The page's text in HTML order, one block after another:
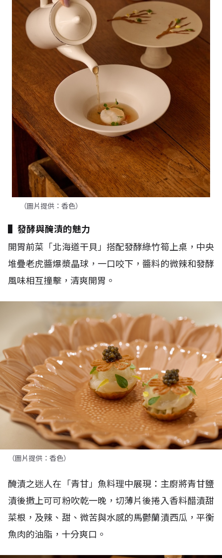
（圖片提供：香色）
▌發酵與醃漬的魅力
開胃前菜「北海道干貝」搭配發酵綠竹筍上桌，中央
堆疊老虎醬爆漿晶球，一口咬下，醬料的微辣和發酵
風味相互撞擊，清爽開胃。
（圖片提供：香色）
醃漬之迷人在「青甘」魚料理中展現：主廚將青甘鹽
漬後撒上可可粉吹乾一晚，切薄片後捲入香料醋漬甜
菜根，及辣、甜、微苦與水感的馬鬱蘭漬西瓜，平衡
魚肉的油脂，十分爽口。